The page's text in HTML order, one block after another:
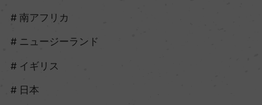
南アフリカ
ニュージーランド
イギリス
日本